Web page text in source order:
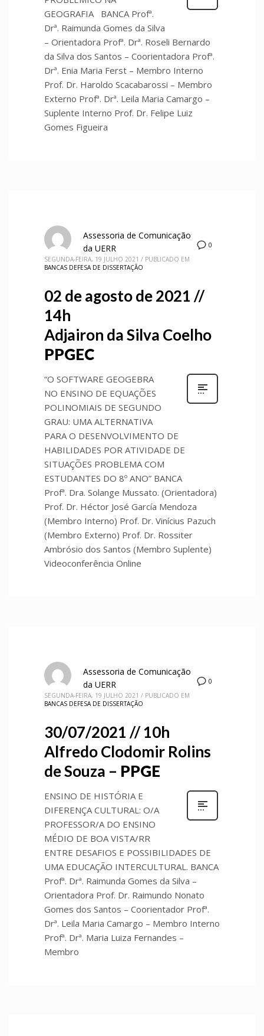
GEOGRAFIA BANCA Profª.
Drª. Raimunda Gomes da Silva
– Orientadora Profª. Drª. Roseli Bernardo
da Silva dos Santos – Coorientadora Profª.
Drª. Enia Maria Ferst – Membro Interno
Prof. Dr. Haroldo Scacabarossi – Membro
Externo Profª. Drª. Leila Maria Camargo –
Suplente Interno Prof. Dr. Felipe Luiz
Gomes Figueira
0
Assessoria de Comunicação
da UERR
SEGUNDA-FEIRA, 19 JULHO 2021 / PUBLICADO EM
BANCAS DEFESA DE DISSERTAÇÃO
02 de agosto de 2021 //
14h
Adjairon da Silva Coelho
PPGEC
“O SOFTWARE GEOGEBRA
NO ENSINO DE EQUAÇÕES
POLINOMIAIS DE SEGUNDO
GRAU: UMA ALTERNATIVA
PARA O DESENVOLVIMENTO DE
HABILIDADES POR ATIVIDADE DE
SITUAÇÕES PROBLEMA COM
ESTUDANTES DO 8º ANO” BANCA
Profª. Dra. Solange Mussato. (Orientadora)
Prof. Dr. Héctor José García Mendoza
(Membro Interno) Prof. Dr. Vinícius Pazuch
(Membro Externo) Prof. Dr. Rossiter
Ambrósio dos Santos (Membro Suplente)
Videoconferência Online
0
Assessoria de Comunicação
da UERR
SEGUNDA-FEIRA, 19 JULHO 2021 / PUBLICADO EM
BANCAS DEFESA DE DISSERTAÇÃO
30/07/2021 // 10h
Alfredo Clodomir Rolins
de Souza – PPGE
ENSINO DE HISTÓRIA E
DIFERENÇA CULTURAL: O/A
PROFESSOR/A DO ENSINO
MÉDIO DE BOA VISTA/RR
ENTRE DESAFIOS E POSSIBILIDADES DE
UMA EDUCAÇÃO INTERCULTURAL. BANCA
Profª. Drª. Raimunda Gomes da Silva –
Orientadora Prof. Dr. Raimundo Nonato
Gomes dos Santos – Coorientador Profª.
Drª. Leila Maria Camargo – Membro Interno
Profª. Drª. Maria Luiza Fernandes –
Membro